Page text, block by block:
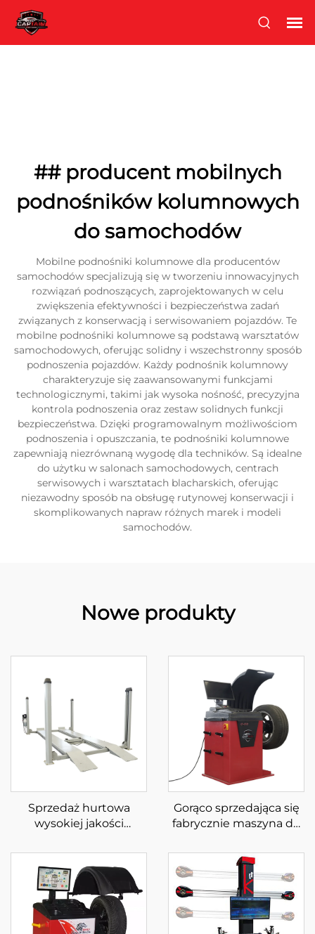
## producent mobilnych
podnośników kolumnowych
do samochodów
Mobilne podnośniki kolumnowe dla producentów
samochodów specjalizują się w tworzeniu innowacyjnych
rozwiązań podnoszących, zaprojektowanych w celu
zwiększenia efektywności i bezpieczeństwa zadań
związanych z konserwacją i serwisowaniem pojazdów. Te
mobilne podnośniki kolumnowe są podstawą warsztatów
samochodowych, oferując solidny i wszechstronny sposób
podnoszenia pojazdów. Każdy podnośnik kolumnowy
charakteryzuje się zaawansowanymi funkcjami
technologicznymi, takimi jak wysoka nośność, precyzyjna
kontrola podnoszenia oraz zestaw solidnych funkcji
bezpieczeństwa. Dzięki programowalnym możliwościom
podnoszenia i opuszczania, te podnośniki kolumnowe
zapewniają niezrównaną wygodę dla techników. Są idealne
do użytku w salonach samochodowych, centrach
serwisowych i warsztatach blacharskich, oferując
niezawodny sposób na obsługę rutynowej konserwacji i
skomplikowanych napraw różnych marek i modeli
samochodów.
Nowe produkty
Sprzedaż hurtowa
wysokiej jakości
parkingowego z
czterema słupkami
Gorąco sprzedająca się
fabrycznie maszyna do
ekranem LCD, laserem i
światłem,
automatyczna
wyważarka do kół